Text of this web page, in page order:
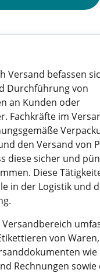
Versand befassen
Durchführung von
an Kunden oder
Fachkräfte im
den Versand von
diese sicher und
Diese
in der Logistik und
von
wie
Rechnungen sowie